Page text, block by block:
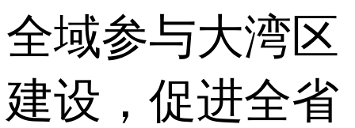
全域参与大湾区
建设，促进全省